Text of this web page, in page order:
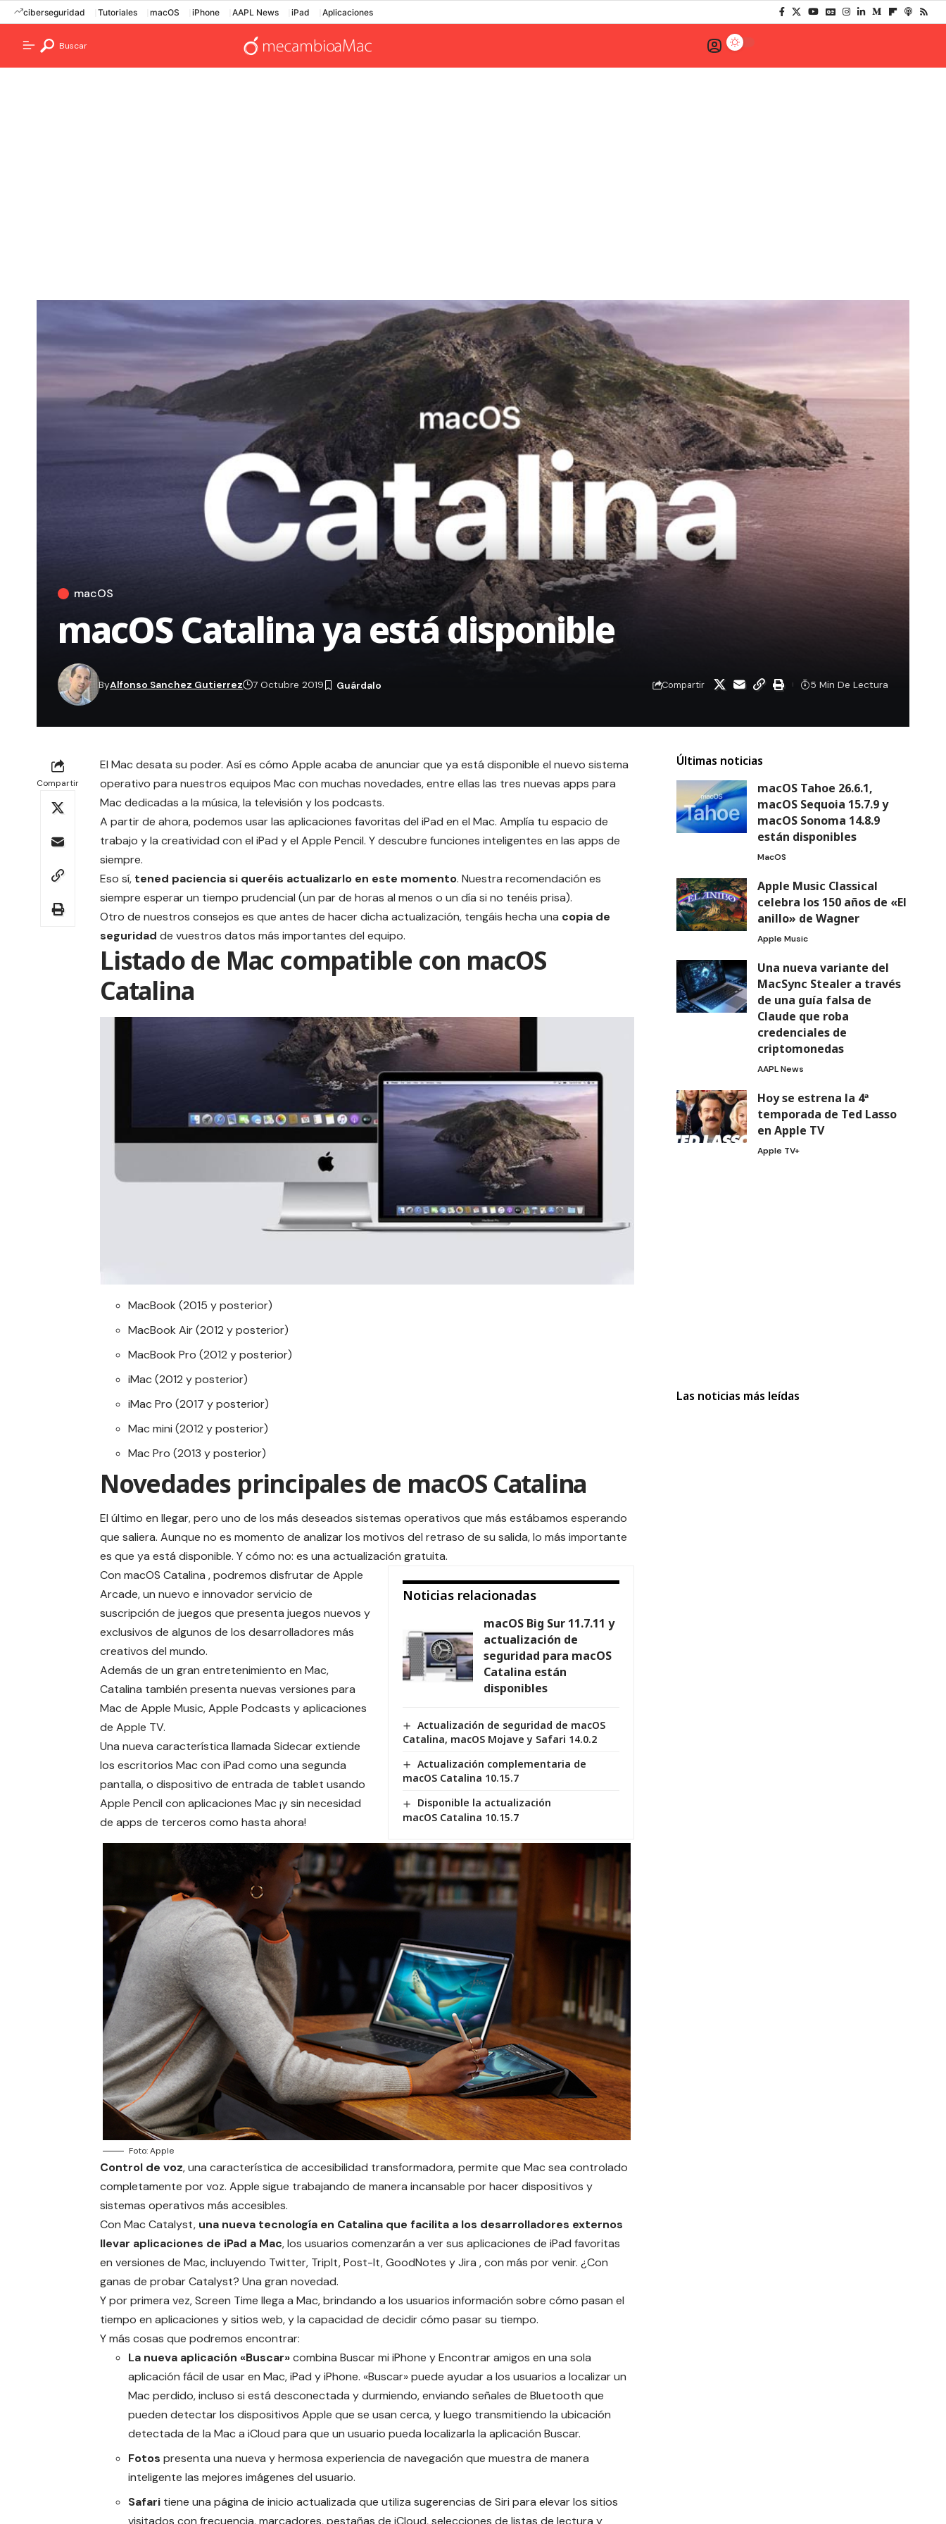
ciberseguridad Tutoriales macOS iPhone AAPL News iPad Aplicaciones
Buscar
macOS
macOS Catalina ya está disponible
ByAlfonso Sanchez Gutierrez 7 Octubre 2019 Compartir 5 Min De Lectura
Compartir
El Mac desata su poder. Así es cómo Apple acaba de anunciar que ya está disponible el nuevo sistema
operativo para nuestros equipos Mac con muchas novedades, entre ellas las tres nuevas apps para
Mac dedicadas a la música, la televisión y los podcasts.
A partir de ahora, podemos usar las aplicaciones favoritas del iPad en el Mac. Amplía tu espacio de
trabajo y la creatividad con el iPad y el Apple Pencil. Y descubre funciones inteligentes en las apps de
siempre.
Eso sí, tened paciencia si queréis actualizarlo en este momento. Nuestra recomendación es
siempre esperar un tiempo prudencial (un par de horas al menos o un día si no tenéis prisa).
Otro de nuestros consejos es que antes de hacer dicha actualización, tengáis hecha una copia de
seguridad de vuestros datos más importantes del equipo.
Listado de Mac compatible con macOS
Catalina
MacBook (2015 y posterior)
MacBook Air (2012 y posterior)
MacBook Pro (2012 y posterior)
iMac (2012 y posterior)
iMac Pro (2017 y posterior)
Mac mini (2012 y posterior)
Mac Pro (2013 y posterior)
Novedades principales de macOS Catalina
El último en llegar, pero uno de los más deseados sistemas operativos que más estábamos esperando
que saliera. Aunque no es momento de analizar los motivos del retraso de su salida, lo más importante
es que ya está disponible. Y cómo no: es una actualización gratuita.
Noticias relacionadas
macOS Big Sur 11.7.11 y
actualización de
seguridad para macOS
Catalina están
disponibles
Actualización de seguridad de macOS
Catalina, macOS Mojave y Safari 14.0.2
Actualización complementaria de
macOS Catalina 10.15.7
Disponible la actualización
macOS Catalina 10.15.7
Con macOS Catalina , podremos disfrutar de Apple
Arcade, un nuevo e innovador servicio de
suscripción de juegos que presenta juegos nuevos y
exclusivos de algunos de los desarrolladores más
creativos del mundo.
Además de un gran entretenimiento en Mac,
Catalina también presenta nuevas versiones para
Mac de Apple Music, Apple Podcasts y aplicaciones
de Apple TV.
Una nueva característica llamada Sidecarextiende
los escritorios Mac con iPad como una segunda
pantalla, o dispositivo de entrada de tablet usando
Apple Pencil con aplicaciones Mac ¡y sin necesidad
de apps de terceros como hasta ahora!
Foto: Apple
Control de voz, una característica de accesibilidad transformadora, permite que Mac sea controlado
completamente por voz. Apple sigue trabajando de manera incansable por hacer dispositivos y
sistemas operativos más accesibles.
Con Mac Catalyst, una nueva tecnología en Catalina que facilita a los desarrolladores externos
llevar aplicaciones de iPad a Mac, los usuarios comenzarán a ver sus aplicaciones de iPad favoritas
en versiones de Mac, incluyendo Twitter, TripIt, Post-It, GoodNotes y Jira , con más por venir. ¿Con
ganas de probar Catalyst? Una gran novedad.
Y por primera vez, Screen Time llega a Mac, brindando a los usuarios información sobre cómo pasan el
tiempo en aplicaciones y sitios web, y la capacidad de decidir cómo pasar su tiempo.
Y más cosas que podremos encontrar:
La nueva aplicación «Buscar»combina Buscar mi iPhone y Encontrar amigos en una sola
aplicación fácil de usar en Mac, iPad y iPhone. «Buscar» puede ayudar a los usuarios a localizar un
Mac perdido, incluso si está desconectada y durmiendo, enviando señales de Bluetooth que
pueden detectar los dispositivos Apple que se usan cerca, y luego transmitiendo la ubicación
detectada de la Mac a iCloud para que un usuario pueda localizarla la aplicación Buscar.
Fotos presenta una nueva y hermosa experiencia de navegación que muestra de manera
inteligente las mejores imágenes del usuario.
Safari tiene una página de inicio actualizada que utiliza sugerencias de Siri para elevar los sitios
visitados con frecuencia, marcadores, pestañas de iCloud, selecciones de listas de lectura y
Últimas noticias
macOS Tahoe 26.6.1,
macOS Sequoia 15.7.9 y
macOS Sonoma 14.8.9
están disponibles
MacOS
Apple Music Classical
celebra los 150 años de «El
anillo» de Wagner
Apple Music
Una nueva variante del
MacSync Stealer a través
de una guía falsa de
Claude que roba
credenciales de
criptomonedas
AAPL News
Hoy se estrena la 4ª
temporada de Ted Lasso
en Apple TV
Apple TV+
Las noticias más leídas